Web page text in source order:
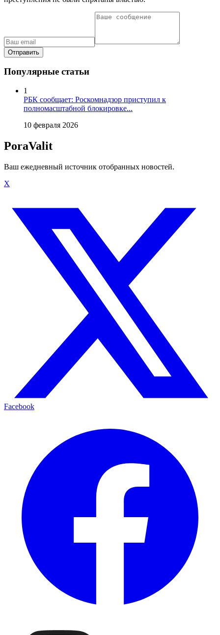
Отправить
Популярные статьи
1
РБК сообщает: Роскомнадзор приступил к
полномасштабной блокировке...
10 февраля 2026
PoraValit
Ваш ежедневный источник отобранных новостей.
X
Facebook